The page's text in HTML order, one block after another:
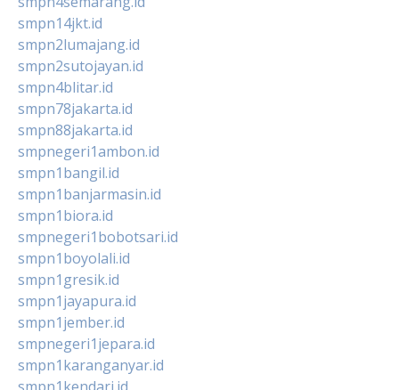
smpn14jkt.id
smpn2lumajang.id
smpn2sutojayan.id
smpn4blitar.id
smpn78jakarta.id
smpn88jakarta.id
smpnegeri1ambon.id
smpn1bangil.id
smpn1banjarmasin.id
smpn1biora.id
smpnegeri1bobotsari.id
smpn1boyolali.id
smpn1gresik.id
smpn1jayapura.id
smpn1jember.id
smpnegeri1jepara.id
smpn1karanganyar.id
smpn1kendari.id